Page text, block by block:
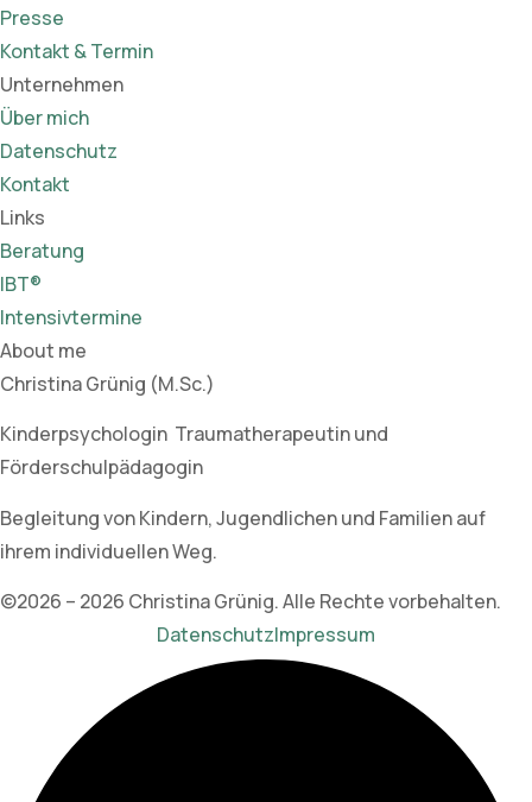
Presse
Kontakt & Termin
Unternehmen
Über mich
Datenschutz
Kontakt
Links
Beratung
IBT®
Intensivtermine
About me
Christina Grünig (M.Sc.)
Kinderpsychologin Traumatherapeutin und
Förderschulpädagogin
Begleitung von Kindern, Jugendlichen und Familien auf
ihrem individuellen Weg.
©2026 – 2026 Christina Grünig. Alle Rechte vorbehalten.
DatenschutzImpressum